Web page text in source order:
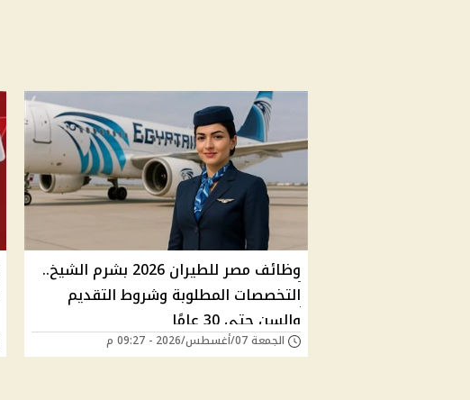
وظائف مصر للطيران 2026 بشرم الشيخ..
التخصصات المطلوبة وشروط التقديم
والسن حتى 30 عامًا
الجمعة 07/أغسطس/2026 - 09:27 م